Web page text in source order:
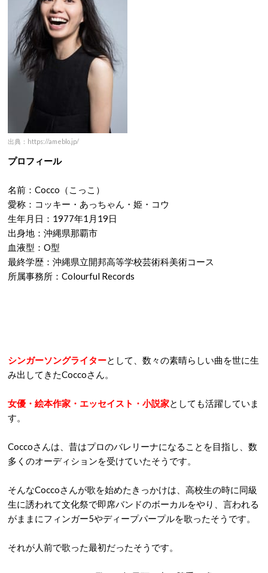
出典：https://ameblo.jp/
プロフィール
名前：Cocco（こっこ）
愛称：コッキー・あっちゃん・姫・コウ
生年月日：1977年1月19日
出身地：沖縄県那覇市
血液型：O型
最終学歴：沖縄県立開邦高等学校芸術科美術コース
所属事務所：Colourful Records
シンガーソングライターとして、数々の素晴らしい曲を世に生
み出してきたCoccoさん。
女優・絵本作家・エッセイスト・小説家としても活躍していま
す。
Coccoさんは、昔はプロのバレリーナになることを目指し、数
多くのオーディションを受けていたそうです。
そんなCoccoさんが歌を始めたきっかけは、高校生の時に同級
生に誘われて文化祭で即席バンドのボーカルをやり、言われる
がままにフィンガー5やディープパープルを歌ったそうです。
それが人前で歌った最初だったそうです。